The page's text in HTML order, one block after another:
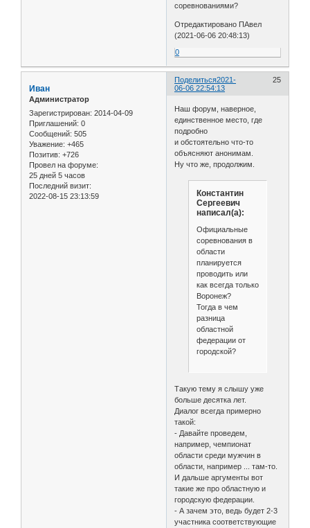
соревнованиями?
Отредактировано ПАвел
(2021-06-06 20:48:13)
0
Поделиться 25
2021-
06-06 22:54:13
Иван
Администратор
Зарегистрирован: 2014-04-09
Приглашений: 0
Сообщений: 505
Уважение: +465
Позитив: +726
Провел на форуме:
25 дней 5 часов
Последний визит:
2022-08-15 23:13:59
Наш форум, наверное,
единственное место, где
подробно
и обстоятельно что-то
объясняют анонимам.
Ну что же, продолжим.
Константин
Сергеевич
написал(а):
Официальные
соревнования в
области
планируется
проводить или
как всегда только
Воронеж?
Тогда в чем
разница
областной
федерации от
городской?
Такую тему я слышу уже
больше десятка лет.
Диалог всегда примерно
такой:
- Давайте проведем,
например, чемпионат
области среди мужчин в
области, например ... там-то.
И дальше аргументы вот
такие же про областную и
городскую федерации.
- А зачем это, ведь будет 2-3
участника соответствующие